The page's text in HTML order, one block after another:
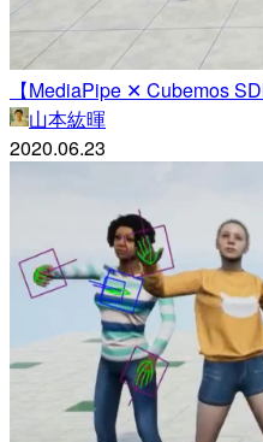
【MediaPipe ✕ Cubemos
山本紘暉
2020.06.23